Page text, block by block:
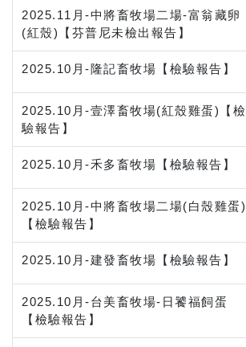
2025.11月-中將畜牧場二場-富翁藏卵
(紅殼)【芬普尼未檢出報告】
2025.10月-隆記畜牧場【檢驗報告】
2025.10月-壹澤畜牧場(紅殼雞蛋)【檢
驗報告】
2025.10月-禾多畜牧場【檢驗報告】
2025.10月-中將畜牧場二場(白殼雞蛋)
【檢驗報告】
2025.10月-建發畜牧場【檢驗報告】
2025.10月-台美畜牧場-日饕福飼蛋
【檢驗報告】